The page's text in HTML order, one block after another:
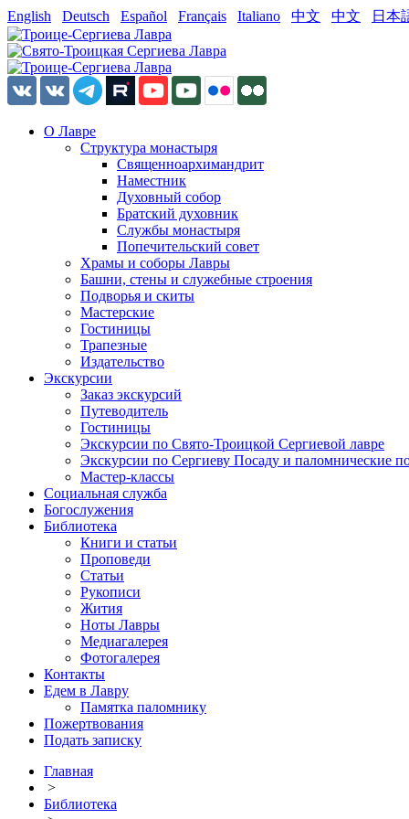
English Deutsch Español Français Italiano 中文 中文 日本
О Лавре
Структура монастыря
Священноархимандрит
Наместник
Духовный собор
Братский духовник
Службы монастыря
Попечительский совет
Храмы и соборы Лавры
Башни, стены и служебные строения
Подворья и скиты
Мастерские
Гостиницы
Трапезные
Издательство
Экскурсии
Заказ экскурсий
Путеводитель
Гостиницы
Экскурсии по Свято-Троицкой Сергиевой лавре
Экскурсии по Сергиеву Посаду и паломнические
Мастер-классы
Социальная служба
Богослужения
Библиотека
Книги и статьи
Проповеди
Статьи
Рукописи
Жития
Ноты Лавры
Медиагалерея
Фотогалерея
Контакты
Едем в Лавру
Памятка паломнику
Пожертвования
Подать записку
Главная
>
Библиотека